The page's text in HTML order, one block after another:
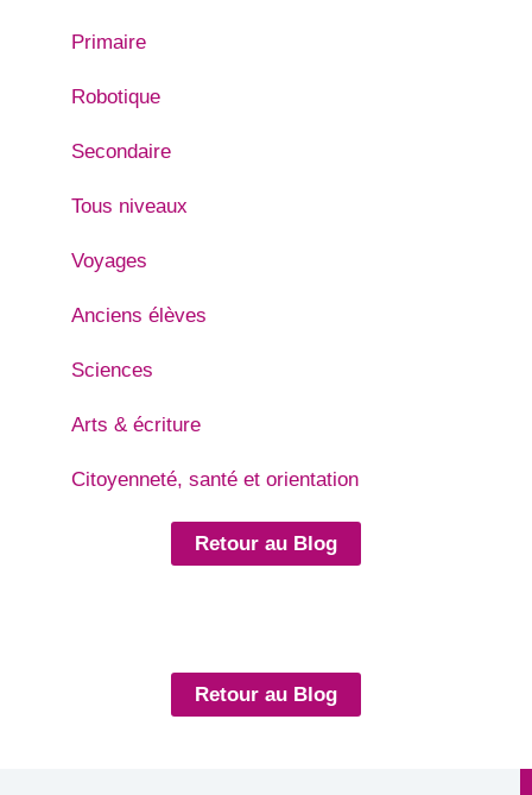
Primaire
Robotique
Secondaire
Tous niveaux
Voyages
Anciens élèves
Sciences
Arts & écriture
Citoyenneté, santé et orientation
Retour au Blog
Retour au Blog